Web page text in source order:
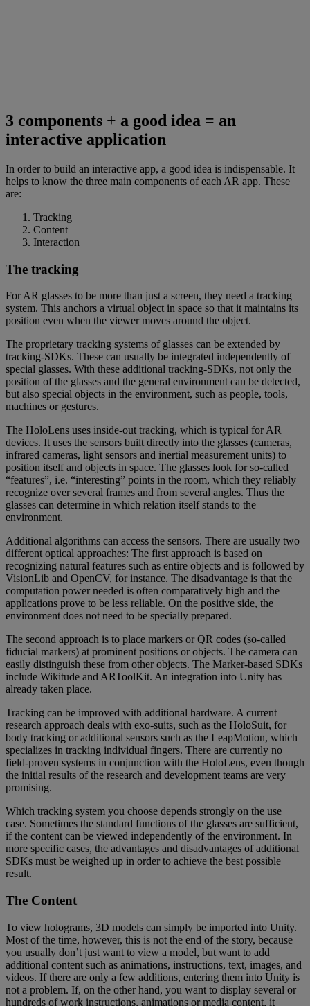
3 components + a good idea = an
interactive application
In order to build an interactive app, a good idea is indispensable. It
helps to know the three main components of each AR app. These
are:
Tracking
Content
Interaction
The tracking
For AR glasses to be more than just a screen, they need a tracking
system. This anchors a virtual object in space so that it maintains its
position even when the viewer moves around the object.
The proprietary tracking systems of glasses can be extended by
tracking-SDKs. These can usually be integrated independently of
special glasses. With these additional tracking-SDKs, not only the
position of the glasses and the general environment can be detected,
but also special objects in the environment, such as people, tools,
machines or gestures.
The HoloLens uses inside-out tracking, which is typical for AR
devices. It uses the sensors built directly into the glasses (cameras,
infrared cameras, light sensors and inertial measurement units) to
position itself and objects in space. The glasses look for so-called
“features”, i.e. “interesting” points in the room, which they reliably
recognize over several frames and from several angles. Thus the
glasses can determine in which relation itself stands to the
environment.
Additional algorithms can access the sensors. There are usually two
different optical approaches: The first approach is based on
recognizing natural features such as entire objects and is followed by
VisionLib and OpenCV, for instance. The disadvantage is that the
computation power needed is often comparatively high and the
applications prove to be less reliable. On the positive side, the
environment does not need to be specially prepared.
The second approach is to place markers or QR codes (so-called
fiducial markers) at prominent positions or objects. The camera can
easily distinguish these from other objects. The Marker-based SDKs
include Wikitude and ARToolKit. An integration into Unity has
already taken place.
Tracking can be improved with additional hardware. A current
research approach deals with exo-suits, such as the HoloSuit, for
body tracking or additional sensors such as the LeapMotion, which
specializes in tracking individual fingers. There are currently no
field-proven systems in conjunction with the HoloLens, even though
the initial results of the research and development teams are very
promising.
Which tracking system you choose depends strongly on the use
case. Sometimes the standard functions of the glasses are sufficient,
if the content can be viewed independently of the environment. In
more specific cases, the advantages and disadvantages of additional
SDKs must be weighed up in order to achieve the best possible
result.
The Content
To view holograms, 3D models can simply be imported into Unity.
Most of the time, however, this is not the end of the story, because
you usually don’t just want to view a model, but want to add
additional content such as animations, instructions, text, images, and
videos. If there are only a few additions, entering them into Unity is
not a problem. If, on the other hand, you want to display several or
hundreds of work instructions, animations or media content, it